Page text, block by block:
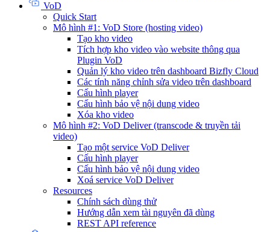
VoD
Quick Start
Mô hình #1: VoD Store (hosting video)
Tạo kho video
Tích hợp kho video vào website thông qua
Plugin VoD
Quản lý kho video trên dashboard Bizfly Cloud
Các tính năng chỉnh sửa video trên dashboard
Cấu hình player
Cấu hình bảo vệ nội dung video
Xóa kho video
Mô hình #2: VoD Deliver (transcode & truyền tải
video)
Tạo một service VoD Deliver
Cấu hình player
Cấu hình bảo vệ nội dung video
Xoá service VoD Deliver
Resources
Chính sách dùng thử
Hướng dẫn xem tài nguyên đã dùng
REST API reference